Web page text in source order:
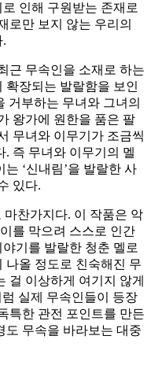
인해 구원받는 존재로
로만 보지 않는 우리의
.
근 무속인을 소재로 하는
확장되는 발랄함을 보인
거부하는 무녀와 그녀의
왕가에 원한을 품은 팔
무녀와 이무기가 조금씩
. 즉 무녀와 이무기의 멜
‘신내림’을 발랄한 사
있다.
마찬가지다. 이 작품은 악
를 막으려 스스로 인간
기를 발랄한 청춘 멜로
나올 정도로 친숙해진 무
걸 이상하게 여기지 않게
럼 실제 무속인들이 등장
특한 관전 포인트를 만든
도 무속을 바라보는 대중